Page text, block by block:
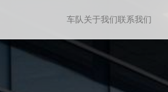
车队关于我们联系我们